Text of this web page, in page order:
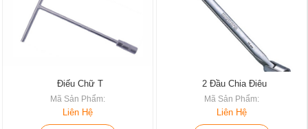
Điếu Chữ T
Mã Sản Phẩm:
Liên Hệ
2 Đầu Chia Điêu
Mã Sản Phẩm:
Liên Hệ